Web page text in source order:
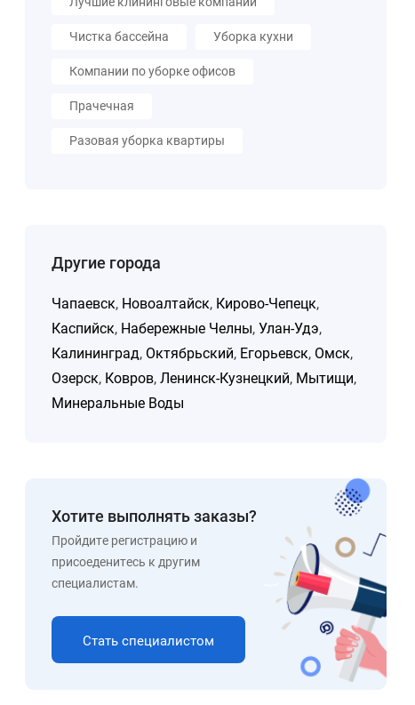
Чистка бассейна Уборка кухни
Компании по уборке офисов
Прачечная
Разовая уборка квартиры
Другие города
Чапаевск, Новоалтайск, Кирово-Чепецк,
Каспийск, Набережные Челны,Улан-Удэ,
Калининград, Октябрьский, Егорьевск, Омск,
Озерск, Ковров,Ленинск-Кузнецкий, Мытищи,
Минеральные Воды
Хотите выполнять заказы?
Пройдите регистрацию и
присоеденитесь к другим
специалистам.
Стать специалистом